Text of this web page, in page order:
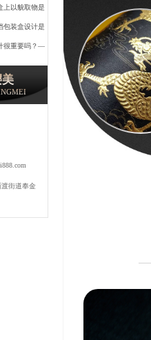
效果？—樱美
上以貌取物是
择—樱美包装
包装盒设计是
包装
很重要吗？—
渡街道奉金